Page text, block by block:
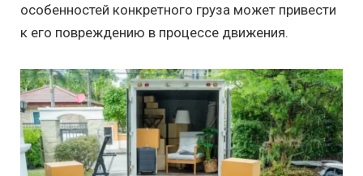
особенностей конкретного груза может привести
к его повреждению в процессе движения.